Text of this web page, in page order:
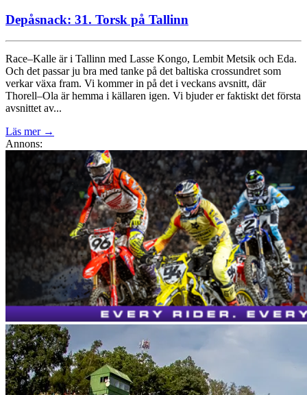
Depåsnack: 31. Torsk på Tallinn
Race–Kalle är i Tallinn med Lasse Kongo, Lembit Metsik och Eda.
Och det passar ju bra med tanke på det baltiska crossundret som
verkar växa fram. Vi kommer in på det i veckans avsnitt, där
Thorell–Ola är hemma i källaren igen. Vi bjuder er faktiskt det första
avsnittet av...
Läs mer →
Annons: